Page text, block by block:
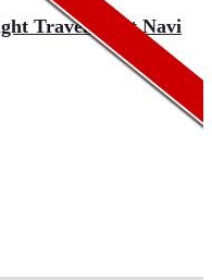
TravelAssist Navi